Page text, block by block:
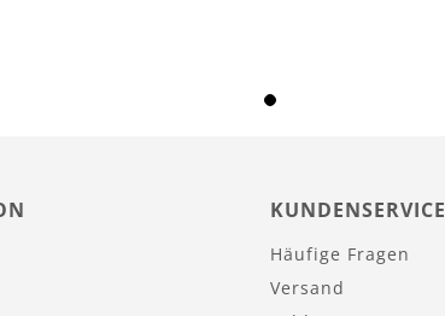
KUNDENSERVICE
Häufige Fragen
Versand